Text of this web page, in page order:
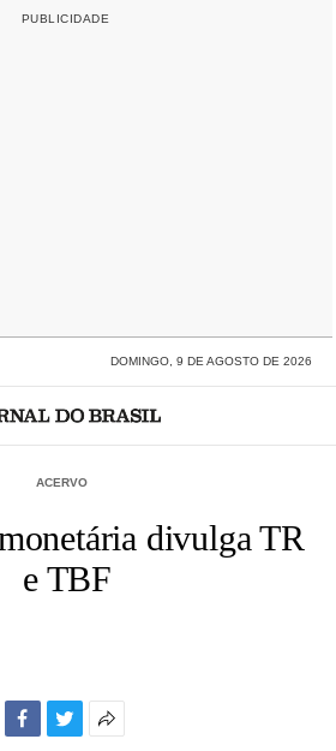
DOMINGO, 9 DE AGOSTO DE 2026
ACERVO
divulga TR
e TBF